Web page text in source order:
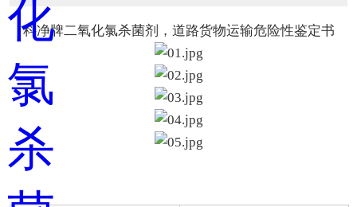
科净牌二氧化氯杀菌剂，道路货物运输危险性鉴定书